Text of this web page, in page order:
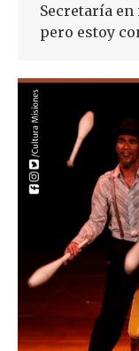
Secretaría
pero estoy